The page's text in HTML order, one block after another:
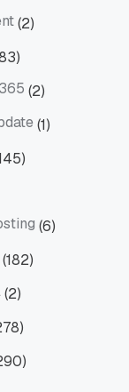
(2)
(2)
(1)
(6)
(182)
(2)